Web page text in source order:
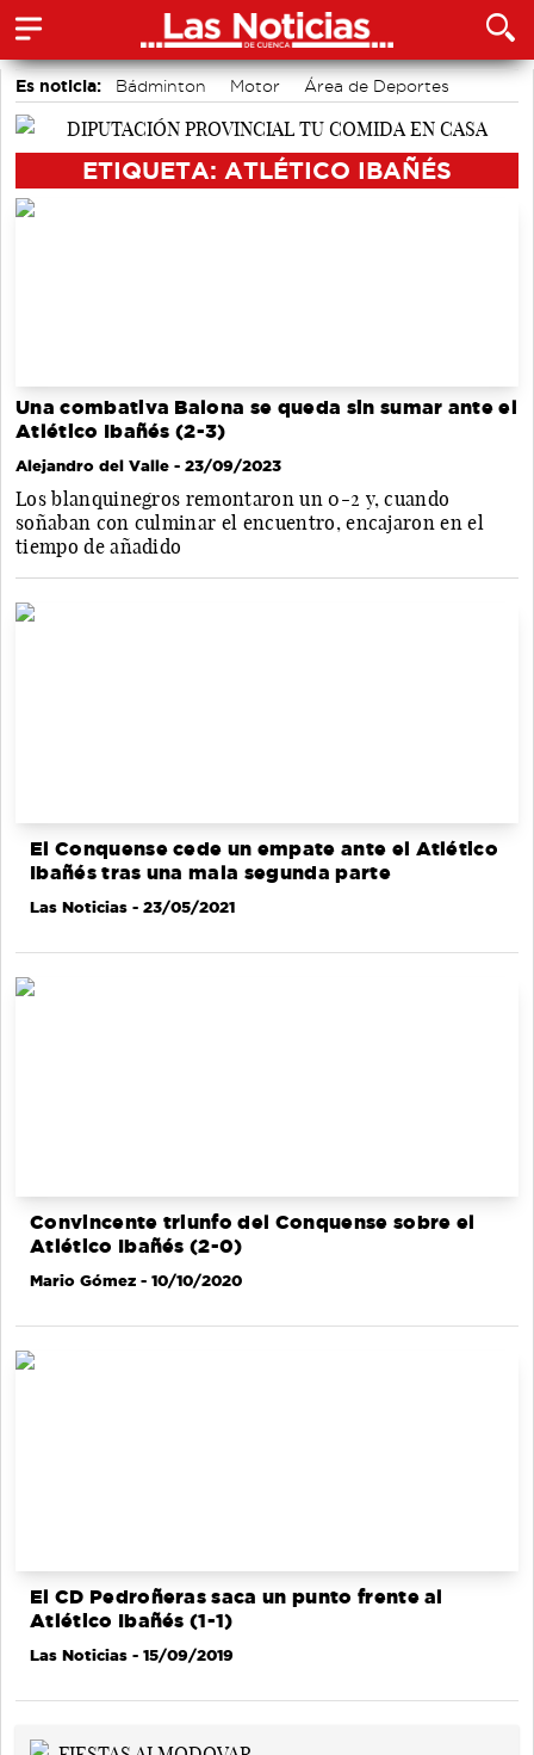
Es noticia: Bádminton Motor
Área de Deportes
Actividades culturales en Cuenca
ETIQUETA: ATLÉTICO IBAÑÉS
Una combativa Balona se queda sin sumar ante el
Atlético Ibañés (2-3)
Alejandro del Valle - 23/09/2023
Los blanquinegros remontaron un 0-2 y, cuando
soñaban con culminar el encuentro, encajaron en el
tiempo de añadido
El Conquense cede un empate ante el Atlético
Ibañés tras una mala segunda parte
Las Noticias - 23/05/2021
Convincente triunfo del Conquense sobre el
Atlético Ibañés (2-0)
Mario Gómez - 10/10/2020
El CD Pedroñeras saca un punto frente al
Atlético Ibañés (1-1)
Las Noticias - 15/09/2019